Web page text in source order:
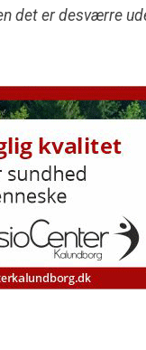
det er desværre